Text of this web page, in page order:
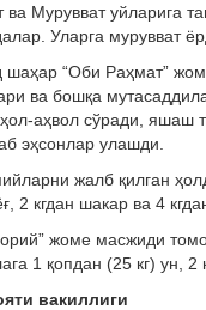
ва Мурувват уйларига
Уларга мурувват
“Оби Раҳмат”
ва бошқа
аҳвол сўради, яшаш
эҳсонлар улашди.
жалб қилган
2 кгдан шакар ва 4
жоме масжиди
1 қопдан (25 кг) ун, 2
вакиллиги